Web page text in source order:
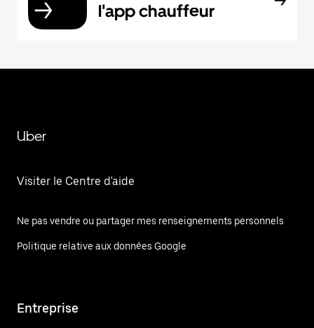
l'app chauffeur
Uber
Visiter le Centre d'aide
Ne pas vendre ou partager mes renseignements personnels
Politique relative aux données Google
Entreprise